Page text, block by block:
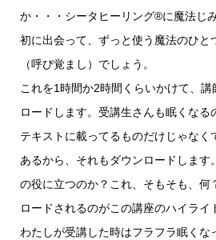
か・・・シータヒーリング®️に魔法じ
初に出会って、ずっと使う魔法のひと
（呼び覚まし）でしょう。
これを1時間か2時間くらいかけて、
ロードします。受講生さんも眠くなる
テキストに載ってるものだけじゃなく
あるから、それもダウンロードします
の役に立つのか？これ、そもそも、何
ロードされるのがこの講座のハイライ
わたしが受講した時はフラフラ眠くな